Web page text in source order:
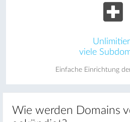
viele
Einfache Einrichtung
Wie werden Domains